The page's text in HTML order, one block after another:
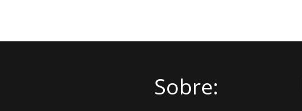
Sobre: